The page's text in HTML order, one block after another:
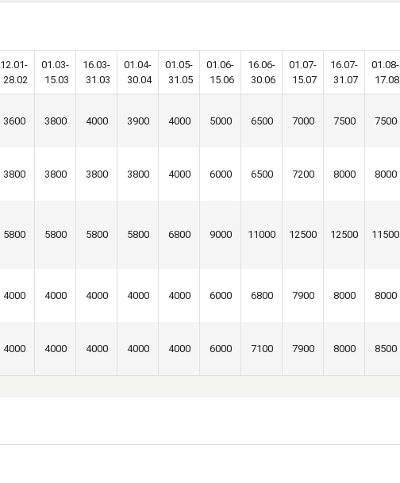
12.01-
28.02
01.03-
15.03
16.03-
31.03
01.04-
30.04
01.05-
31.05
01.06-
15.06
16.06-
30.06
01.07-
15.07
16.07-
31.07
01.08-
17.08
3600 3800 4000 3900 4000 5000 6500 7000 7500 7500
3800 3800 3800 3800 4000 6000 6500 7200 8000 8000
5800 5800 5800 5800 6800 9000 11000 12500 12500 11500
4000 4000 4000 4000 4000 6000 6800 7900 8000 8000
4000 4000 4000 4000 4000 6000 7100 7900 8000 8500